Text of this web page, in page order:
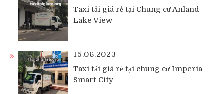
Taxi tải giá rẻ tại Chung cư Anland
Lake View
15.06.2023
Taxi tải giá rẻ tại chung cư Imperia
Smart City